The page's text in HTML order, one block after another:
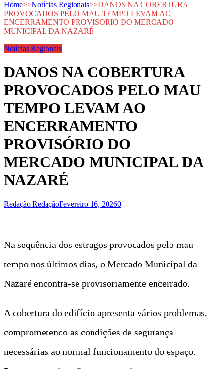
Home>>Notícias Regionais>>DANOS NA COBERTURA
PROVOCADOS PELO MAU TEMPO LEVAM AO
ENCERRAMENTO PROVISÓRIO DO MERCADO
MUNICIPAL DA NAZARÉ
Notícias Regionais
DANOS NA COBERTURA
PROVOCADOS PELO MAU
TEMPO LEVAM AO
ENCERRAMENTO
PROVISÓRIO DO
MERCADO MUNICIPAL DA
NAZARÉ
Redação RedaçãoFevereiro 16, 20260
Na sequência dos estragos provocados pelo mau
tempo nos últimos dias, o Mercado Municipal da
Nazaré encontra-se provisoriamente encerrado.
A cobertura do edifício apresenta vários problemas,
comprometendo as condições de segurança
necessárias ao normal funcionamento do espaço.